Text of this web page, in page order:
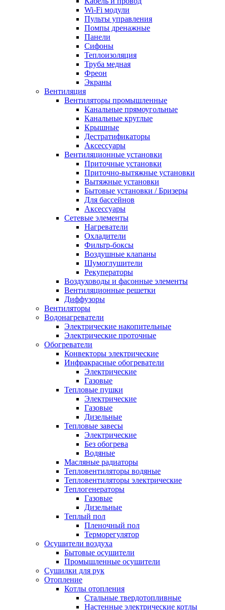
Wi-Fi модули
Пульты управления
Помпы дренажные
Панели
Сифоны
Теплоизоляция
Труба медная
Фреон
Экраны
Вентиляция
Вентиляторы промышленные
Канальные прямоугольные
Канальные круглые
Крышные
Дестратификаторы
Аксессуары
Вентиляционные установки
Приточные установки
Приточно-вытяжные установки
Вытяжные установки
Бытовые установки / Бризеры
Для бассейнов
Аксессуары
Сетевые элементы
Нагреватели
Охладители
Фильтр-боксы
Воздушные клапаны
Шумоглушители
Рекуператоры
Воздуховоды и фасонные элементы
Вентиляционные решетки
Диффузоры
Вентиляторы
Водонагреватели
Электрические накопительные
Электрические проточные
Обогреватели
Конвекторы электрические
Инфракрасные обогреватели
Электрические
Газовые
Тепловые пушки
Электрические
Газовые
Дизельные
Тепловые завесы
Электрические
Без обогрева
Водяные
Масляные радиаторы
Тепловентиляторы водяные
Тепловентиляторы электрические
Теплогенераторы
Газовые
Дизельные
Теплый пол
Пленочный пол
Терморегулятор
Осушители воздуха
Бытовые осушители
Промышленные осушители
Сушилки для рук
Отопление
Котлы отопления
Стальные твердотопливные
Настенные электрические котлы